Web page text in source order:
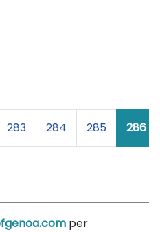
283 284 285 286
per